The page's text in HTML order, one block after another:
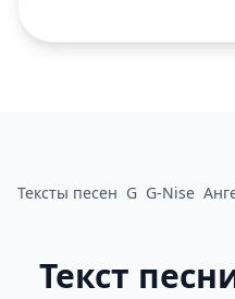
Тексты песен G G-Nise
Текст